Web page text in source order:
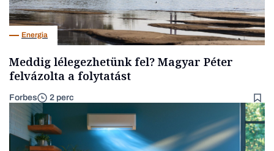
Energia
Meddig lélegezhetünk fel? Magyar Péter
felvázolta a folytatást
Forbes 2 perc